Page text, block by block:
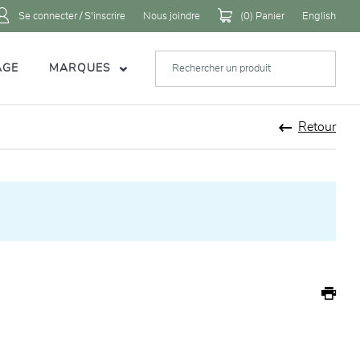
Se connecter / S'inscrire Nous joindre (0) Panier English
MARQUES
Retour